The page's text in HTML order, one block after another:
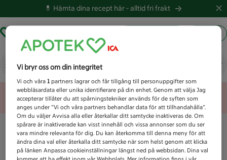
💊 Hämta dina recept här -alltid fri frakt
Vad letar du efter idag?
Unknown error
Vi bryr oss om din integritet
Vi och våra1 partners lagrar och får tillgång till personuppgifter som
webbläsardata eller unika identifierare på din enhet. Genom att välja Jag
accepterar tillåter du att spårningstekniker används för de syften som
anges under ”Vi och våra partners behandlar data för att tillhandahålla”.
Om du väljer Avvisa alla eller återkallar ditt samtycke inaktiveras de. Om
spårare är inaktiverade kan visst innehåll och vissa annonser som du ser
vara mindre relevanta för dig. Du kan återkomma till denna meny för att
ändra dina val eller återkalla ditt samtycke när som helst genom att klicka
på länken Anpassa cookieinställningar längst ned på webbsidan. Dina val